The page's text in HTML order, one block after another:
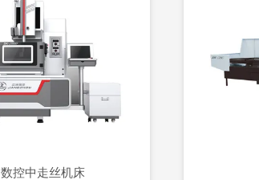
数控中走丝机床